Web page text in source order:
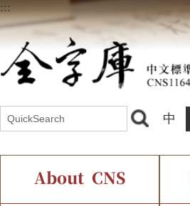
:::
中
About CNS